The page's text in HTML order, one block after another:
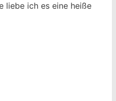
liebe ich es eine heiße